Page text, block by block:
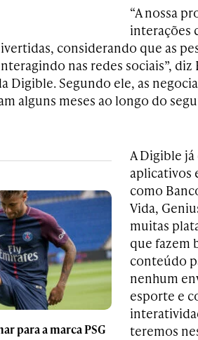
“A nossa
interações
considerando que as
nas redes sociais”,
Digible. Segundo ele, as
alguns meses ao longo do
para a marca PSG
A Digible
aplicativos
como
Vida,
muitas
que fazem
conteúdo
nenhum
esporte e
teremos